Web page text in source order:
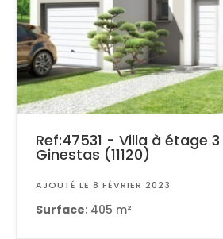
Ref:47531 - Villa à étage
Ginestas (11120)
AJOUTÉ LE 8 FÉVRIER 2023
Surface: 405 m²